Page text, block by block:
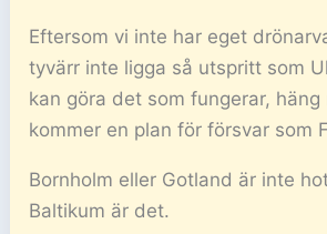
Eftersom vi inte har eget
tyvärr inte ligga så utspritt som
kan göra det som fungerar,
kommer en plan för försvar som
Bornholm eller Gotland är inte
Baltikum är det.